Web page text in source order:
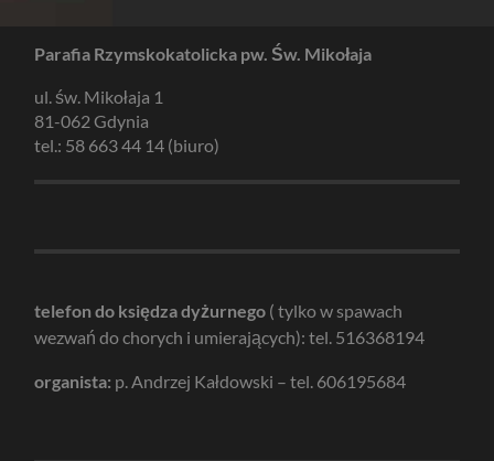
Parafia Rzymskokatolicka pw. Św. Mikołaja
ul. św. Mikołaja 1
81-062 Gdynia
tel.: 58 663 44 14 (biuro)
telefon do księdza dyżurnego ( tylko w spawach
wezwań do chorych i umierających): tel. 516368194
organista: p. Andrzej Kałdowski – tel. 606195684